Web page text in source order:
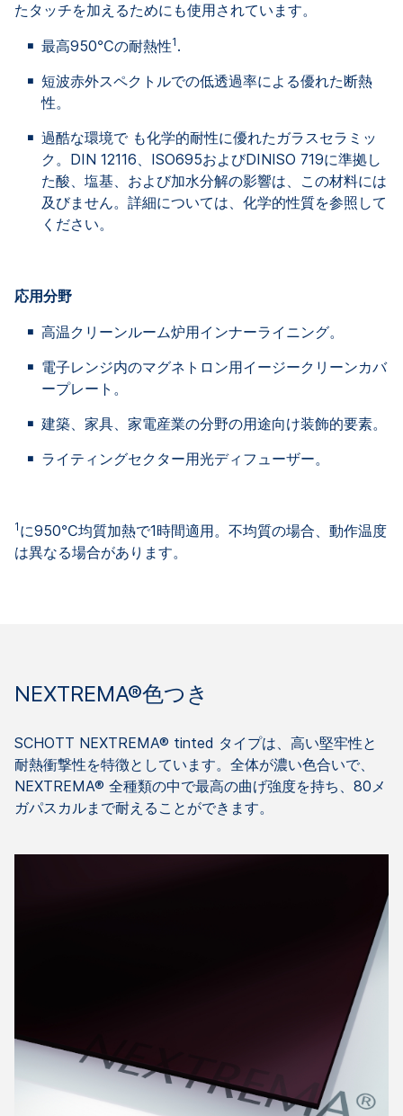
たタッチを加えるためにも使用されています。
最高950℃の耐熱性1 .
短波赤外スペクトルでの低透過率による優れた断熱
性。
過酷な環境で も化学的耐性に優れたガラスセラミッ
ク。DIN 12116、ISO695およびDINISO 719に準拠し
た酸、塩基、および加水分解の影響は、この材料には
及びません。詳細については、化学的性質を参照して
ください。
応用分野
高温クリーンルーム炉用インナーライニング。
電子レンジ内のマグネトロン用イージークリーンカバ
ープレート。
建築、家具、家電産業の分野の用途向け装飾的要素。
ライティングセクター用光ディフューザー。
1 に950℃均質加熱で1時間適用。不均質の場合、動作温度
は異なる場合があります。
NEXTREMA®色つき
SCHOTT NEXTREMA® tinted タイプは、高い堅牢性と
耐熱衝撃性を特徴としています。全体が濃い色合いで、
NEXTREMA® 全種類の中で最高の曲げ強度を持ち、80メ
ガパスカルまで耐えることができます。